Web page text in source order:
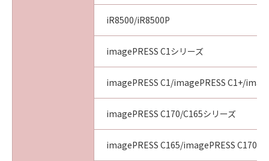
iR8500/iR8500P
imagePRESS C1シリーズ
imagePRESS C1/imagePRESS C1+/
imagePRESS C170/C165シリーズ
imagePRESS C165/imagePRESS C170